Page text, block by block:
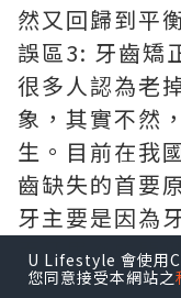
然又回歸到平
誤區3: 牙齒矯
很多人認為老
象，其實不然
生。目前在我
齒缺失的首要
牙主要是因為
而牙周炎的關
生物。是否罹
U Lifestyle 會使用
您同意接受本網站之